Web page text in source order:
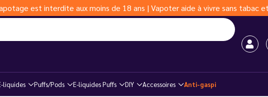
est interdite aux moins de 18 ans | Vapoter aide à vivre sans tabac
liquides Puffs/Pods E-liquides Puffs DIY Accessoires Anti-gaspi